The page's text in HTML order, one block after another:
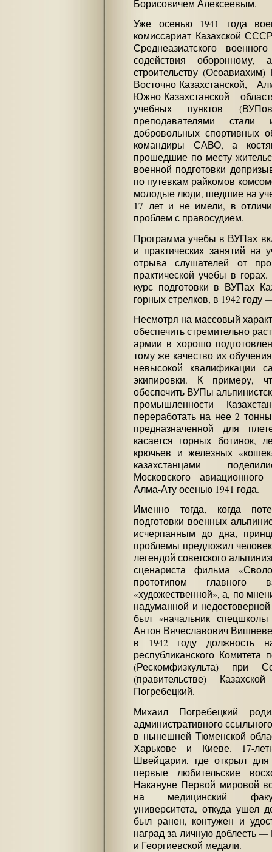
Борисовичем Алексеевым.
Уже осенью 1941 года
комиссариат Казахской
Среднеазиатского
содействия оборонному,
строительству
Восточно-Казахстанской,
Южно-Казахстанской
учебных пунктов
преподавателями стали
добровольных спортивных
командиры САВО, а
прошедшие по месту
военной подготовки
по путевкам райкомов
молодые люди, шедшие на
17 лет и не имели, в
проблем с правосудием.
Программа учебы в ВУПах
и практических занятий на
отрыва слушателей от
практической учебы в
курс подготовки в ВУПах
горных стрелков, в 1942 году
Несмотря на массовый
обеспечить стремительно
армии в хорошо
тому же качество их
невысокой квалификации
экипировки. К примеру,
обеспечить ВУПы
промышленности
переработать на нее 2
предназначенной для
касается горных ботинок,
крючьев и железных
казахстанцами
Московского
Алма-Ату осенью 1941 года.
Именно тогда, когда
подготовки военных
исчерпанным до дна,
проблемы предложил
легендой советского
сценариста фильма
прототипом главного
«художественной», а, по
надуманной и
был «начальник
Антон Вячеславович
в 1942 году должность
республиканского
(Рескомфизкульта) при
(правительстве)
Погребецкий.
Михаил Погребецкий
административного
в нынешней Тюменской
Харькове и Киеве. 17-
Швейцарии, где открыл
первые любительские
Накануне Первой мировой
на медицинский
университета, откуда ушел
был ранен, контужен и
наград за личную доблесть —
и Георгиевской медали.